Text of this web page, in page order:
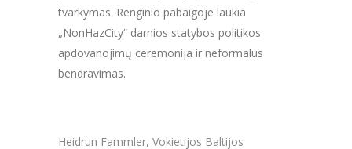
tvarkymas. Renginio pabaigoje laukia
„NonHazCity“ darnios statybos politikos
apdovanojimų ceremonija ir neformalus
bendravimas.
Heidrun Fammler, Vokietijos Baltijos